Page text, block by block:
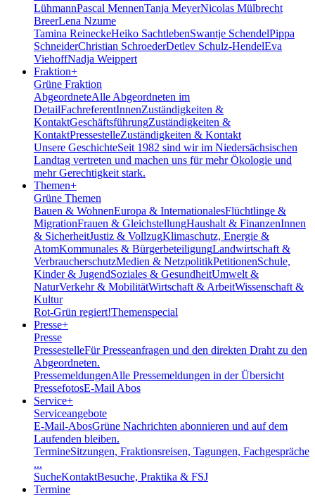
LühmannPascal MennenTanja MeyerNicolas Mülbrecht
BreerLena Nzume
Tamina ReineckeHeiko SachtlebenSwantje SchendelPippa
SchneiderChristian SchroederDetlev Schulz-HendelEva
ViehoffNadja Weippert
Fraktion+
Grüne Fraktion
AbgeordneteAlle Abgeordneten im
DetailFachreferentInnenZuständigkeiten &
KontaktGeschäftsführungZuständigkeiten &
KontaktPressestelleZuständigkeiten & Kontakt
Unsere GeschichteSeit 1982 sind wir im Nieder­sächsischen
Landtag vertreten und machen uns für mehr Ökologie und
mehr Gerechtigkeit stark.
Themen+
Grüne Themen
Bauen & WohnenEuropa & InternationalesFlüchtlinge &
MigrationFrauen & GleichstellungHaushalt & FinanzenInnen
& SicherheitJustiz & VollzugKlimaschutz, Energie &
AtomKommunales & BürgerbeteiligungLandwirtschaft &
VerbraucherschutzMedien & NetzpolitikPetitionenSchule,
Kinder & JugendSoziales & GesundheitUmwelt &
NaturVerkehr & MobilitätWirtschaft & ArbeitWissenschaft &
Kultur
Rot-Grün regiert!Themenspecial
Presse+
Presse
PressestelleFür Presseanfragen und den direkten Draht zu den
Abgeordneten.
PressemeldungenAlle Pressemeldungen in der Übersicht
PressefotosE-Mail Abos
Service+
Serviceangebote
E-Mail-AbosGrüne Nachrichten abonnieren und auf dem
Laufenden bleiben.
TermineSitzungen, Fraktionsreisen, Tagungen, Fachgespräche
...
SucheKontaktBesuche, Praktika & FSJ
Termine